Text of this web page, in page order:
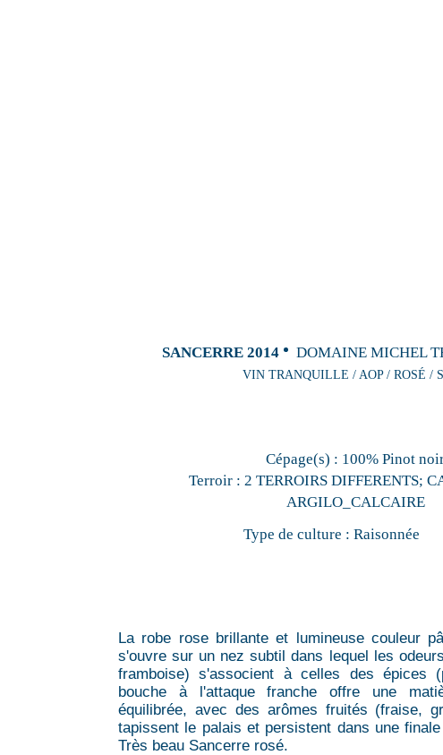
SANCERRE 2014 DOMAINE MICHEL
VIN TRANQUILLE / AOP / ROSÉ /
Cépage(s) : 100% Pinot
Terroir : 2 TERROIRS DIFFERENTS;
ARGILO_CALCAIRE
Type de culture : Raisonnée
La robe rose brillante et lumineuse couleur
s'ouvre sur un nez subtil dans lequel les
framboise) s'associent à celles des épices
bouche à l'attaque franche offre une
équilibrée, avec des arômes fruités (fraise,
tapissent le palais et persistent dans une
Très beau Sancerre rosé.